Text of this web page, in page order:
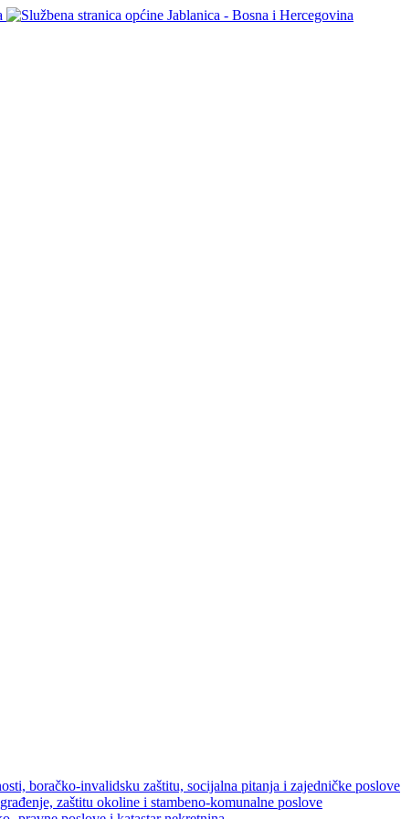
boračko-invalidsku zaštitu, socijalna pitanja i zajedničke poslove
zaštitu okoline i stambeno-komunalne poslove